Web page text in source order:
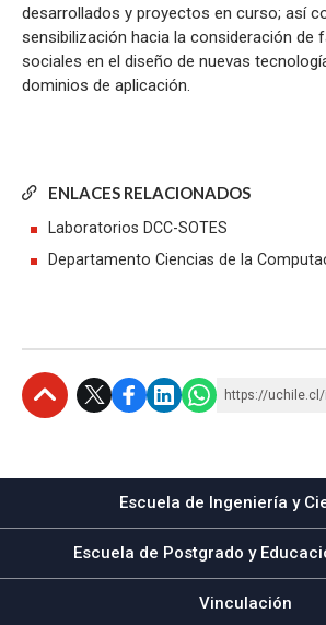
ENLACES RELACIONADOS
Laboratorios DCC-SOTES
Departamento Ciencias de la
desarrollados y proyectos en curso; así
sensibilización hacia la consideración de
sociales en el diseño de nuevas
dominios de aplicación.
https://
Escuela de Ingeniería y
Escuela de Postgrado y
Vinculación